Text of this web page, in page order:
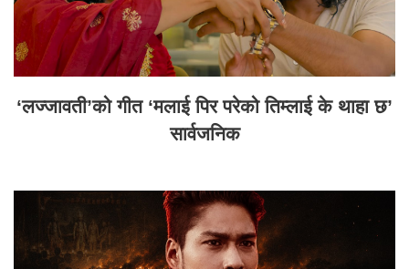
‘लज्जावती’को गीत ‘मलाई पिर परेको तिम्लाई के थाहा छ’
सार्वजनिक